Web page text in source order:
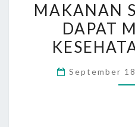
MAKANAN
DAPAT
September